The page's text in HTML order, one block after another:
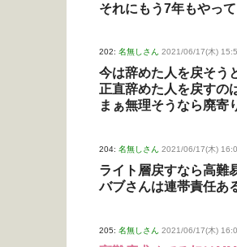
それにもう7年もやっ
202: 名無しさん 2021/06/17(木)
今は辞めた人を戻そう
正直辞めた人を戻すの
まぁ無理そうなら廃寄
204: 名無しさん 2021/06/17(木)
ライト層戻すなら高難
バブさんは連帯責任あ
205: 名無しさん 2021/06/17(木)